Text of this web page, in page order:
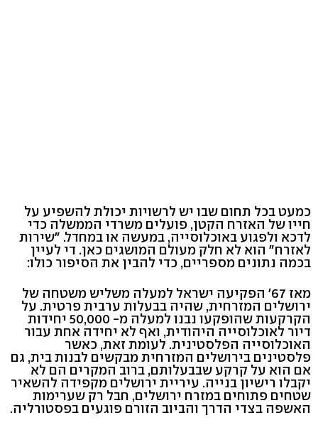
כמעט בכל תחום שבו יש לרשויות יכולת להשפיע על
חייו של האזרח הקטן, פועלים משרדי הממשלה כדי
לדכא ולפגוע באוכלוסייה, במעשה או במחדל. "שירות
לאזרח" הוא לא חלק מעולם המושגים כאן. די לעיין
בכמה נתונים מספריים, כדי להבין את הסיפור כולו:
מאז 67' הפקיעה ישראל למעלה משליש משטחה של
ירושלים המזרחית, שהיה בבעלות ערבית פרטית. על
הקרקעות שהופקעו נבנו למעלה מ- 50,000 יחידות
דיור לאוכלוסייה היהודית, ואף לא יחידה אחת עבור
האוכלוסייה הפלסטינית. לעומת זאת, כאשר
פלסטינים בירושלים המזרחית מבקשים לבנות בית, גם
אם הוא על קרקע שבבעלותם, ברוב המקרים הם לא
יקבלו רישיון בנייה. עיריית ירושלים מקפידה להשאיר
שטחים פתוחים במזרח ירושלים, חבל רק שערימות
האשפה בצדי הדרך והביוב הזורם פוגעים בפסטורליה.